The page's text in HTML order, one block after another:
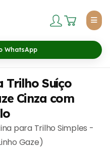
WhatsApp
Trilho Suíço
Cinza com
para Trilho Simples -
Gaze)